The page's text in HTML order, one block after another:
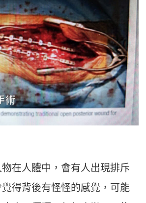
在人體中，會有人出現排斥
得背後有怪怪的感覺，可能